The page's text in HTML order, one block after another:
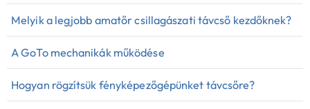
Melyik a legjobb amatőr csillagászati távcső kezdőknek?
A GoTo mechanikák működése
Hogyan rögzítsük fényképezőgépünket távcsőre?